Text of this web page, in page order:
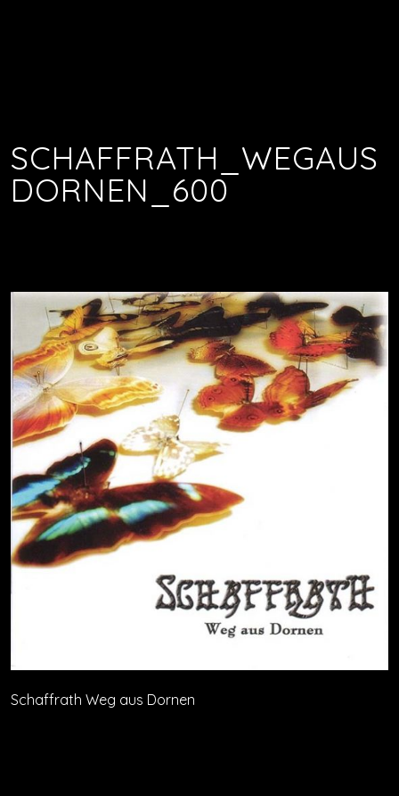
SCHAFFRATH_WEGAUS
DORNEN_600
Schaffrath Weg aus Dornen